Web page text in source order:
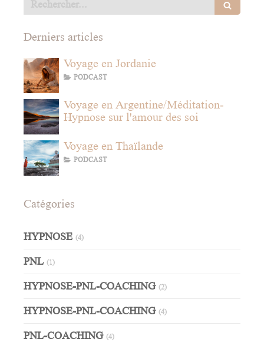
Derniers articles
Voyage en Jordanie
PODCAST
Voyage en Argentine/Méditation-
Hypnose sur l'amour des soi
Voyage en Thaïlande
PODCAST
Catégories
HYPNOSE (4)
PNL (1)
HYPNOSE-PNL-COACHING (2)
HYPNOSE-PNL-COACHING (4)
PNL-COACHING (4)